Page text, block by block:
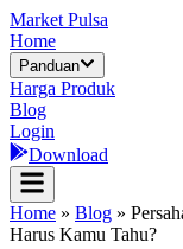
Market Pulsa
Home
Panduan
Harga Produk
Blog
Login
Download
Home » Blog »
Harus Kamu Tahu?